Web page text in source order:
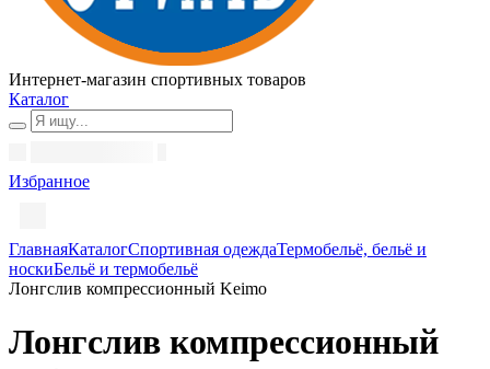
Интернет-магазин спортивных товаров
Каталог
Избранное
ГлавнаяКаталогСпортивная одеждаТермобельё, бельё и
носкиБельё и термобельё
Лонгслив компрессионный Keimo
Лонгслив компрессионный